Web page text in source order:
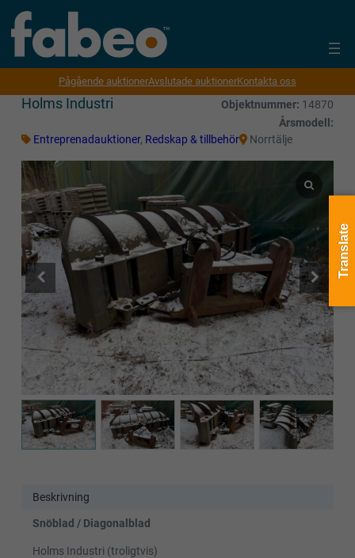
Pågående auktionerAvslutade auktionerKontakta oss
Holms Industri Objektnummer: 14870
Årsmodell:
Entreprenadauktioner, Redskap & tillbehör Norrtälje
Beskrivning
Snöblad / Diagonalblad
Holms Industri (troligtvis)
Translate